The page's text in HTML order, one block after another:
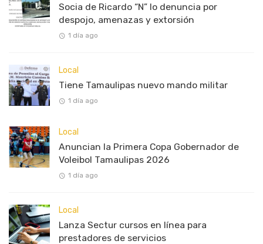
Socia de Ricardo “N” lo denuncia por
despojo, amenazas y extorsión
1 día ago
Local
Tiene Tamaulipas nuevo mando militar
1 día ago
Local
Anuncian la Primera Copa Gobernador de
Voleibol Tamaulipas 2026
1 día ago
Local
Lanza Sectur cursos en línea para
prestadores de servicios